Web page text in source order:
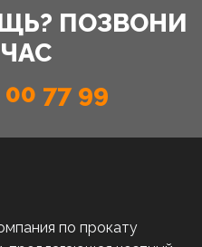
ПОЗВОНИ
00 77 99
по прокату